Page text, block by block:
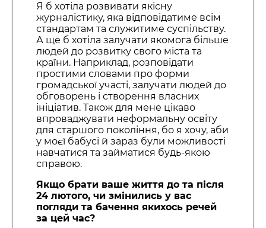
Я б хотіла розвивати якісну
журналістику, яка відповідатиме всім
стандартам та служитиме суспільству.
А ще б хотіла залучати якомога більше
людей до розвитку свого міста та
країни. Наприклад, розповідати
простими словами про форми
громадської участі, залучати людей до
обговорень і створення власних
ініціатив. Також для мене цікаво
впроваджувати неформальну освіту
для старшого покоління, бо я хочу, аби
у моєї бабусі й зараз були можливості
навчатися та займатися будь-якою
справою.
Якщо брати ваше життя до та після
24 лютого, чи змінились у вас
погляди та бачення якихось речей
за цей час?